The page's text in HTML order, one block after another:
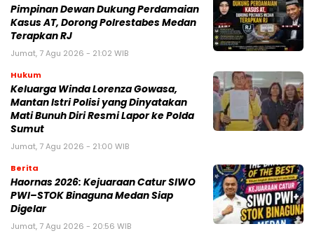
Pimpinan Dewan Dukung Perdamaian
Kasus AT, Dorong Polrestabes Medan
Terapkan RJ
Jumat, 7 Agu 2026 - 21:02 WIB
Hukum
Keluarga Winda Lorenza Gowasa,
Mantan Istri Polisi yang Dinyatakan
Mati Bunuh Diri Resmi Lapor ke Polda
Sumut
Jumat, 7 Agu 2026 - 21:00 WIB
Berita
Haornas 2026: Kejuaraan Catur SIWO
PWI–STOK Binaguna Medan Siap
Digelar
Jumat, 7 Agu 2026 - 20:56 WIB